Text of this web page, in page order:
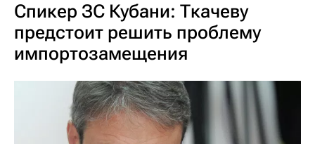
Спикер ЗС Кубани: Ткачеву
предстоит решить проблему
импортозамещения